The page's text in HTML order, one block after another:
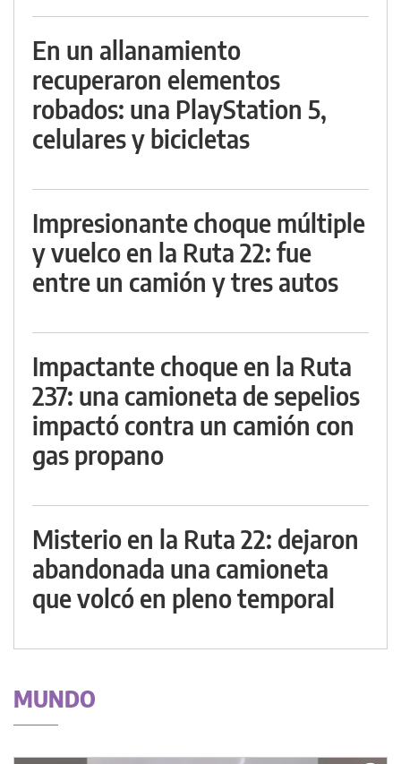
En un allanamiento
recuperaron elementos
robados: una PlayStation 5,
celulares y bicicletas
Impresionante choque múltiple
y vuelco en la Ruta 22: fue
entre un camión y tres autos
Impactante choque en la Ruta
237: una camioneta de sepelios
impactó contra un camión con
gas propano
Misterio en la Ruta 22: dejaron
abandonada una camioneta
que volcó en pleno temporal
MUNDO